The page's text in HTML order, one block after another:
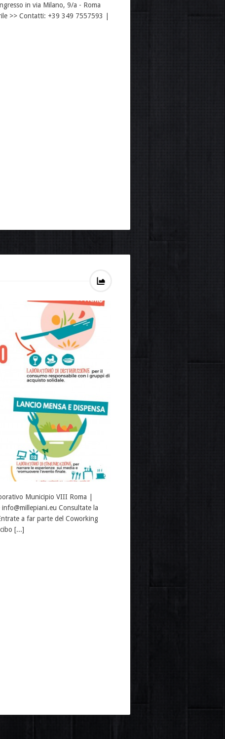
in via Milano, 9/a - Roma
>> Contatti: +39 349 7557593 |
Municipio VIII Roma |
Consultate la
a far parte del Coworking
[...]